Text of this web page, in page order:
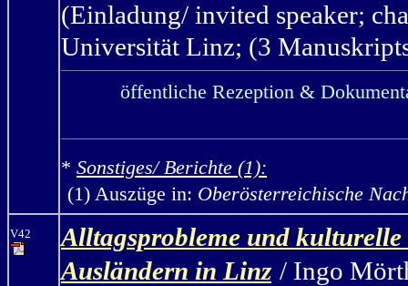
(Einladung/ invited speaker;
Universität Linz; (3
öffentliche Rezeption &
* Sonstiges/ Berichte (1):
(1) Auszüge in: Oberösterreichische
V42
Alltagsprobleme und
Ausländern in Linz / Ingo